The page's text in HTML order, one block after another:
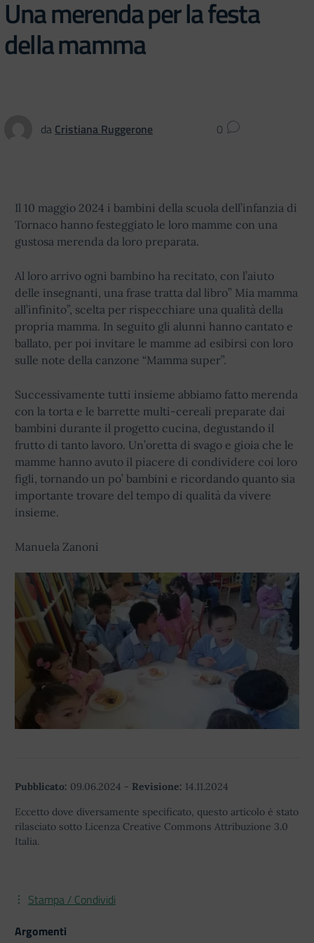
Una merenda per la festa
della mamma
da Cristiana Ruggerone 0
Il 10 maggio 2024 i bambini della scuola dell’infanzia di
Tornaco hanno festeggiato le loro mamme con una
gustosa merenda da loro preparata.
Al loro arrivo ogni bambino ha recitato, con l’aiuto
delle insegnanti, una frase tratta dal libro” Mia mamma
all’infinito”, scelta per rispecchiare una qualità della
propria mamma. In seguito gli alunni hanno cantato e
ballato, per poi invitare le mamme ad esibirsi con loro
sulle note della canzone “Mamma super”.
Successivamente tutti insieme abbiamo fatto merenda
con la torta e le barrette multi-cereali preparate dai
bambini durante il progetto cucina, degustando il
frutto di tanto lavoro. Un’oretta di svago e gioia che le
mamme hanno avuto il piacere di condividere coi loro
figli, tornando un po’ bambini e ricordando quanto sia
importante trovare del tempo di qualità da vivere
insieme.
Manuela Zanoni
Pubblicato: 09.06.2024 - Revisione: 14.11.2024
Eccetto dove diversamente specificato, questo articolo è stato
rilasciato sotto Licenza Creative Commons Attribuzione 3.0
Italia.
Stampa / Condividi
Argomenti